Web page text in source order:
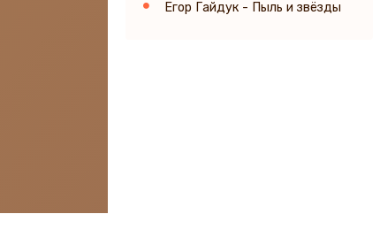
Егор Гайдук - Пыль и звёзды